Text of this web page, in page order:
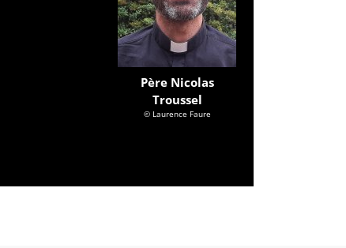
Père Nicolas
Troussel
© Laurence Faure